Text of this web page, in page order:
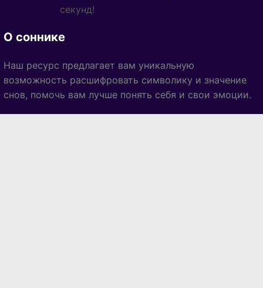
секунд!
О соннике
Наш ресурс предлагает вам уникальную
возможность расшифровать символику и значение
снов, помочь вам лучше понять себя и свои эмоции.